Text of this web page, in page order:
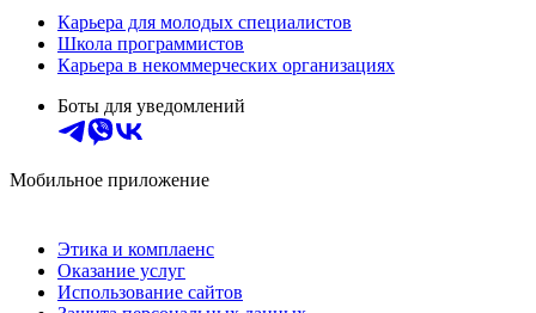
Карьера для молодых специалистов
Школа программистов
Карьера в некоммерческих организациях
Боты для уведомлений
Мобильное приложение
Этика и комплаенс
Оказание услуг
Использование сайтов